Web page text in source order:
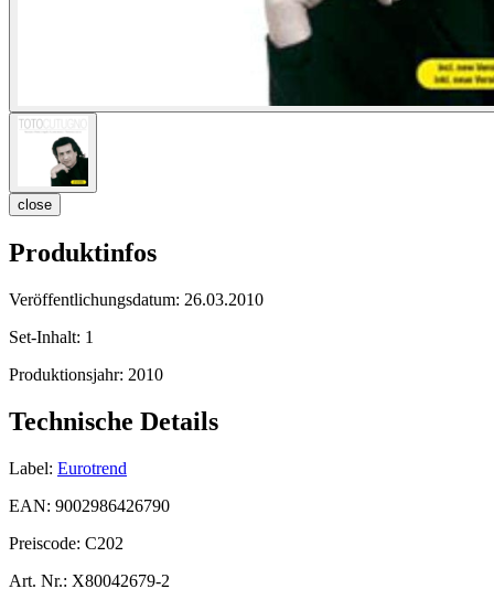
close
Produktinfos
Veröffentlichungsdatum: 26.03.2010
Set-Inhalt: 1
Produktionsjahr: 2010
Technische Details
Label: Eurotrend
EAN: 9002986426790
Preiscode: C202
Art. Nr.: X80042679-2